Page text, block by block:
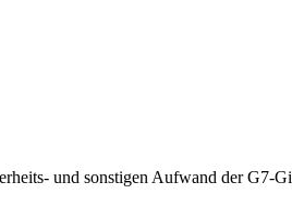
und sonstigen Aufwand der G7-